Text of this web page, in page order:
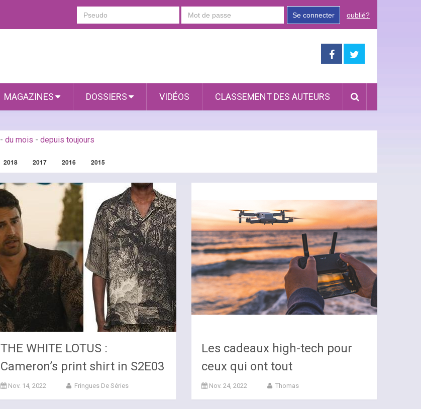
Se connecter oublié?
MAGAZINES DOSSIERS VIDÉOS CLASSEMENT DES AUTEURS
- du mois - depuis toujours
2018 2017 2016 2015
THE WHITE LOTUS :
Cameron’s print shirt in S2E03
Nov. 14, 2022 Fringues De Séries
Les cadeaux high-tech pour
ceux qui ont tout
Nov. 24, 2022 Thomas